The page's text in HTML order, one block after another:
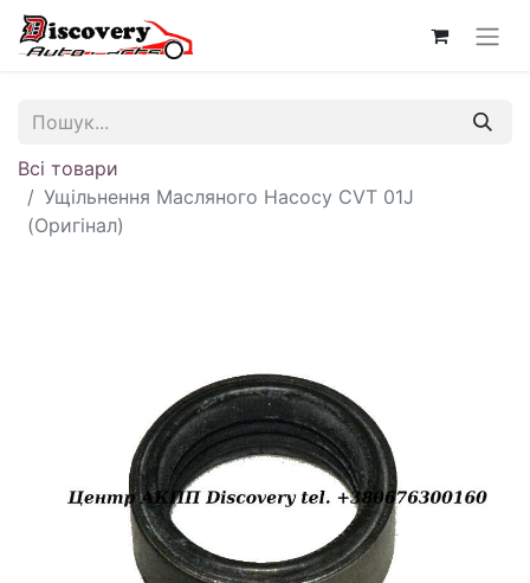
Всі товари
Ущільнення Масляного Насосу CVT 01J
(Оригінал)